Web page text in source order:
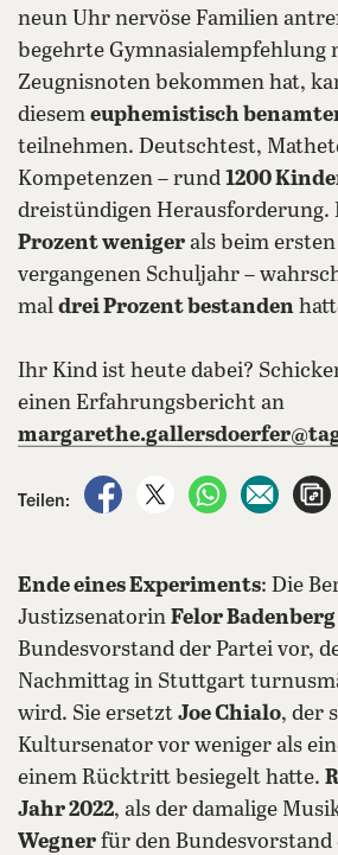
neun Uhr nervöse Familien
begehrte Gymnasialempfehlung
Zeugnisnoten bekommen hat,
diesem euphemistisch
teilnehmen. Deutschtest,
Kompetenzen – rund 1200
dreistündigen Herausforderung.
Prozent weniger als beim
vergangenen Schuljahr –
mal drei Prozent bestanden
Ihr Kind ist heute dabei?
einen Erfahrungsbericht an
Teilen:
auf Facebook teilen
auf X teilen
per per
Ende eines Experiments: Die
Justizsenatorin Felor Badenberg
Bundesvorstand der Partei vor,
Nachmittag in Stuttgart
wird. Sie ersetzt Joe Chialo, der
Kultursenator vor weniger als
einem Rücktritt besiegelt hatte.
Jahr 2022, als der damalige
Wegner für den